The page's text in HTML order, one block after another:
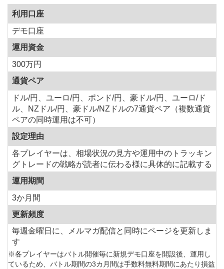
利用口座
デモ口座
運用資金
300万円
通貨ペア
ドル/円、ユーロ/円、ポンド/円、豪ドル/円、ユーロ/ド
ル、NZドル/円、豪ドル/NZドルの7通貨ペア（複数通貨
ペアの同時運用は不可）
設定理由
各プレイヤーは、相場状況の見方や運用中のトラッキン
グトレードの戦略が読者に伝わる様に具体的に記載する
運用期間
3か月間
更新頻度
毎週金曜日に、メルマガ配信と同時にページを更新しま
す
※各プレイヤーはバトル開催毎に新規デモ口座を開設後、運用し
ているため、バトル期間の3カ月間は手数料無料期間にあたり損益